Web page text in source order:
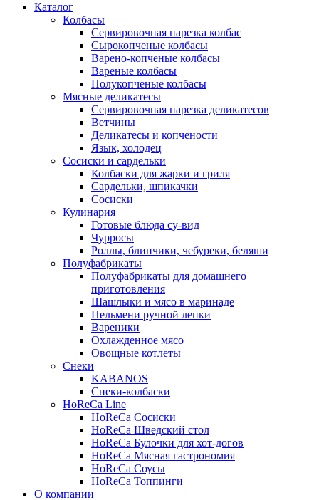
Каталог
Колбасы
Сервировочная нарезка колбас
Сырокопченые колбасы
Варено-копченые колбасы
Вареные колбасы
Полукопченые колбасы
Мясные деликатесы
Сервировочная нарезка деликатесов
Ветчины
Деликатесы и копчености
Язык, холодец
Сосиски и сардельки
Колбаски для жарки и гриля
Сардельки, шпикачки
Сосиски
Кулинария
Готовые блюда су-вид
Чурросы
Роллы, блинчики, чебуреки, беляши
Полуфабрикаты
Полуфабрикаты для домашнего
приготовления
Шашлыки и мясо в маринаде
Пельмени ручной лепки
Вареники
Охлажденное мясо
Овощные котлеты
Снеки
KABANOS
Снеки-колбаски
HoReCa Line
HoReCa Сосиски
HoReCa Шведский стол
HoReCa Булочки для хот-догов
HoReCa Мясная гастрономия
HoReCa Соусы
HoReCa Топпинги
О компании